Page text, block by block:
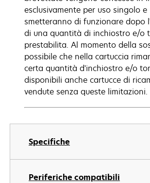
Specifiche
Periferiche compatibili
esclusivamente per uso singolo e
smetteranno di funzionare dopo
di una quantità di inchiostro e/o
prestabilita. Al momento della
possibile che nella cartuccia
certa quantità d'inchiostro e/o
disponibili anche cartucce di
vendute senza queste limitazioni.